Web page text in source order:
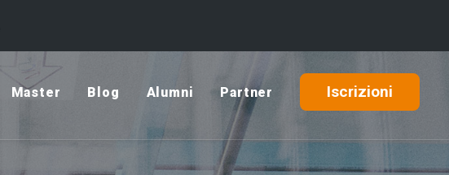
Master Blog Alumni Partner Iscrizioni